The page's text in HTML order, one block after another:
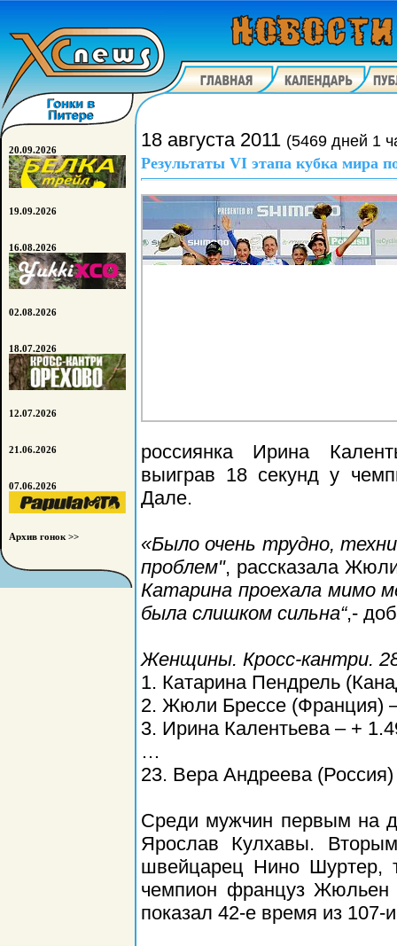
18 августа 2011 (5469 дней 1
Результаты VI этапа кубка мира
россиянка Ирина
выиграв 18 секунд у
Дале.
«Было очень трудно,
проблем", рассказала
Катарина проехала мимо
была слишком сильна“,-
Женщины. Кросс-кантри.
1. Катарина Пендрель
2. Жюли Брессе (Франция)
3. Ирина Калентьева – +
…
23. Вера Андреева
Среди мужчин первым на
Ярослав Кулхавы.
швейцарец Нино Шуртер,
чемпион француз Жюльен
показал 42-е время из
20.09.2026
19.09.2026
16.08.2026
02.08.2026
18.07.2026
12.07.2026
21.06.2026
07.06.2026
Архив гонок >>